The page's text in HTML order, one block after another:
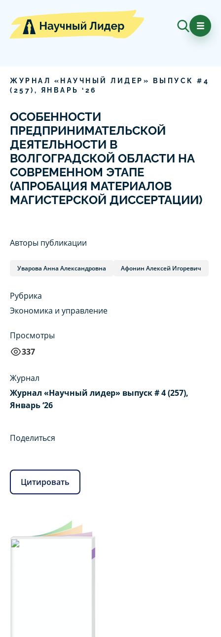
ЖУРНАЛ «НАУЧНЫЙ ЛИДЕР» ВЫПУСК # 4
( 257), ЯНВАРЬ ‘ 26
ОСОБЕННОСТИ
ПРЕДПРИНИМАТЕЛЬСКОЙ
ДЕЯТЕЛЬНОСТИ В
ВОЛГОГРАДСКОЙ ОБЛАСТИ НА
СОВРЕМЕННОМ ЭТАПЕ
(АПРОБАЦИЯ МАТЕРИАЛОВ
МАГИСТЕРСКОЙ ДИССЕРТАЦИИ)
Авторы публикации
Уварова Анна Александровна Афонин Алексей Игоревич
Рубрика
Экономика и управление
Просмотры
337
Журнал
Журнал «Научный лидер» выпуск # 4 (257),
Январь ‘26
Поделиться
Цитировать